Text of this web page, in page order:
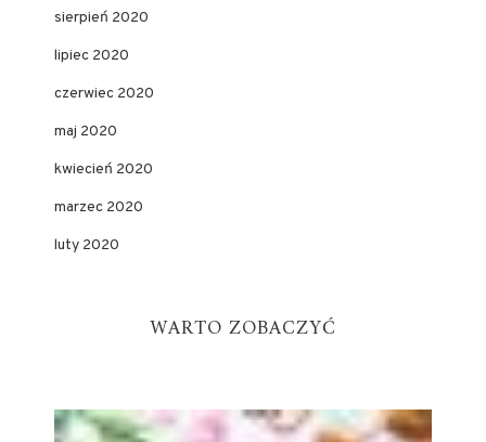
sierpień 2020
lipiec 2020
czerwiec 2020
maj 2020
kwiecień 2020
marzec 2020
luty 2020
WARTO ZOBACZYĆ